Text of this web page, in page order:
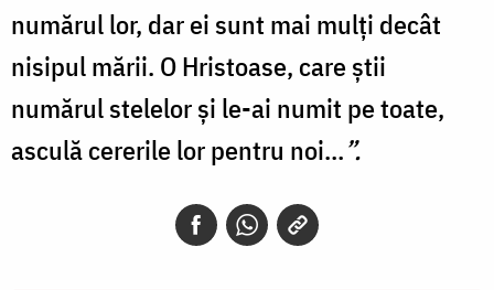
numărul lor, dar ei sunt mai mulți decât
nisipul mării. O Hristoase, care știi
numărul stelelor și le-ai numit pe toate,
asculă cererile lor pentru noi…”.